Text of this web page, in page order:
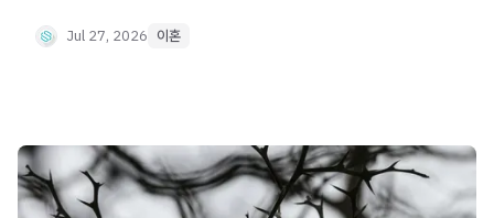
Jul 27, 2026 이혼